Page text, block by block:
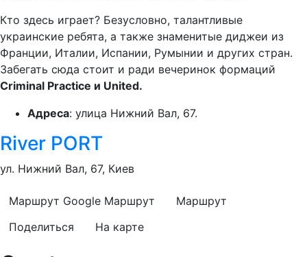
Кто здесь играет? Безусловно, талантливые
украинские ребята, а также знаменитые диджеи из
Франции, Италии, Испании, Румынии и других стран.
Забегать сюда стоит и ради вечеринок формаций
Criminal Practice и United.
Адреса: улица Нижний Вал, 67.
River PORT
ул. Нижний Вал, 67, Киев
Маршрут Google Маршрут
Маршрут
Поделиться
На карте